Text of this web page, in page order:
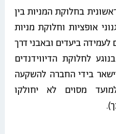
בחלוקת המניות בין
אופציות וחלוקת מניות
ביעדים ובאבני דרך
לחלוקת הדיווידנדים
בידי החברה להשקעה
מסוים לא יחולקו